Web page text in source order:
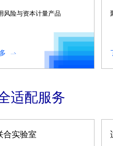
风险与资本计量产品
适配服务
合实验室